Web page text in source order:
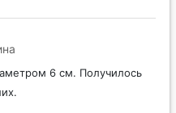
6 см. Получилось